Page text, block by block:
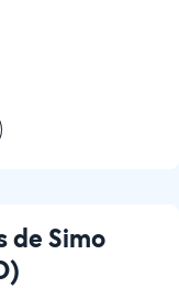
de Simo